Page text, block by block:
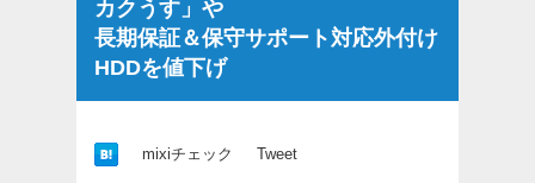
カクうす」や
長期保証＆保守サポート対応外付け
HDDを値下げ
mixiチェック Tweet